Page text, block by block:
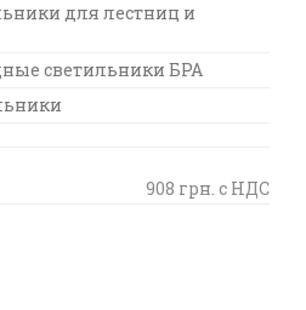
для лестниц и
светильники БРА
908 грн. с НДС